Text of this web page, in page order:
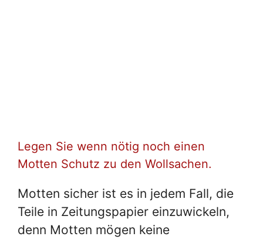
Legen Sie wenn nötig noch einen
Motten Schutz zu den Wollsachen.
Motten sicher ist es in jedem Fall, die
Teile in Zeitungspapier einzuwickeln,
denn Motten mögen keine